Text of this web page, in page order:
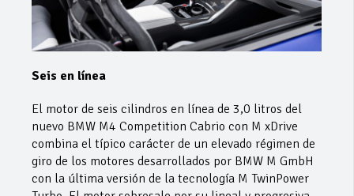
Seis en línea
El motor de seis cilindros en línea de 3,0 litros del
nuevo BMW M4 Competition Cabrio con M xDrive
combina el típico carácter de un elevado régimen de
giro de los motores desarrollados por BMW M GmbH
con la última versión de la tecnología M TwinPower